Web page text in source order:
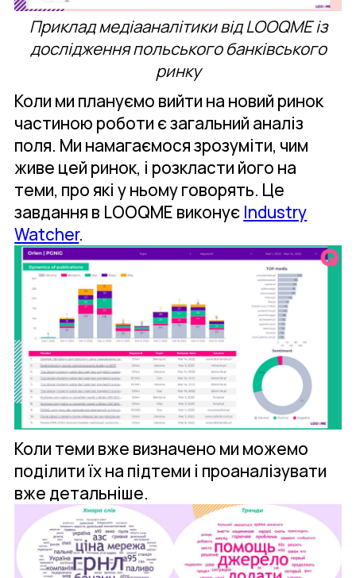
Приклад медіааналітики від LOOQME із
дослідження польського банківського
ринку
Коли ми плануємо вийти на новий ринок
частиною роботи є загальний аналіз
поля. Ми намагаємося зрозуміти, чим
живе цей ринок, і розкласти його на
теми, про які у ньому говорять. Це
завдання в LOOQME виконує Industry
Watcher.
Коли теми вже визначено ми можемо
поділити їх на підтеми і проаналізувати
вже детальніше.